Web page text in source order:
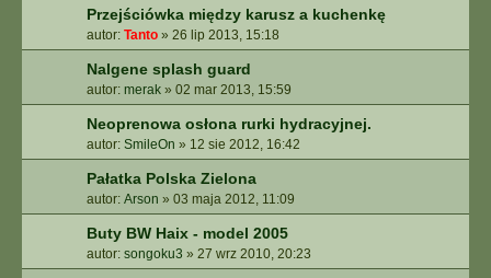
Przejściówka między karusz a kuchenkę
autor: Tanto » 26 lip 2013, 15:18
Nalgene splash guard
autor: merak » 02 mar 2013, 15:59
Neoprenowa osłona rurki hydracyjnej.
autor: SmileOn » 12 sie 2012, 16:42
Pałatka Polska Zielona
autor: Arson » 03 maja 2012, 11:09
Buty BW Haix - model 2005
autor: songoku3 » 27 wrz 2010, 20:23